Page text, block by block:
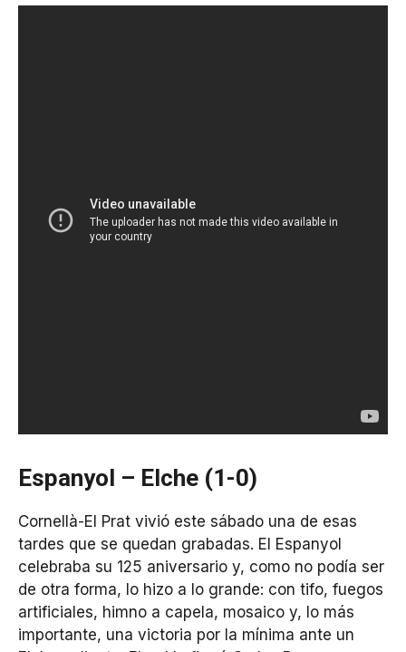
Espanyol – Elche (1-0)
Cornellà-El Prat vivió este sábado una de esas
tardes que se quedan grabadas. El Espanyol
celebraba su 125 aniversario y, como no podía ser
de otra forma, lo hizo a lo grande: con tifo, fuegos
artificiales, himno a capela, mosaico y, lo más
importante, una victoria por la mínima ante un